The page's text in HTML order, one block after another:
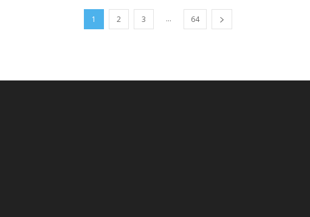
1 2 3 ... 64